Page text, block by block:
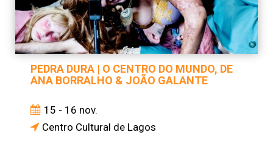
PEDRA DURA | O CENTRO DO MUNDO, DE
ANA BORRALHO & JOÃO GALANTE
15 - 16 nov.
Centro Cultural de Lagos